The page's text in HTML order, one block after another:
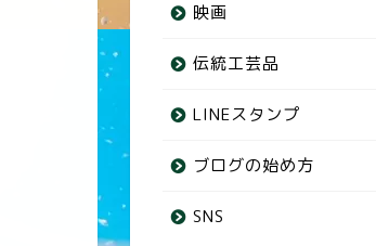
映画
伝統工芸品
LINEスタンプ
ブログの始め方
SNS